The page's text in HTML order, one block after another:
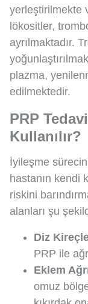
yerleştirilmekte
lökositler,
ayrılmaktadır.
plazma,
edilmektedir.
PRP
Kullanılır?
İyileşme
hastanın kendi
riskini
alanları şu
Diz
PRP ile
Eklem
omuz